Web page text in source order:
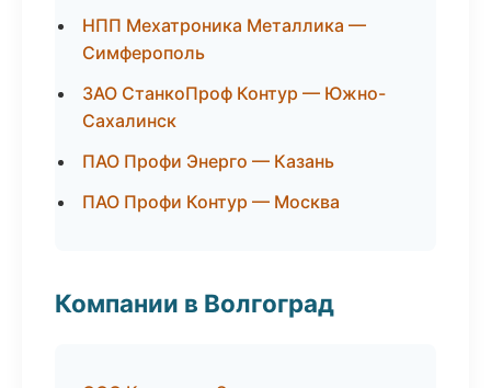
НПП Мехатроника Металлика —
Симферополь
ЗАО СтанкоПроф Контур — Южно-
Сахалинск
ПАО Профи Энерго — Казань
ПАО Профи Контур — Москва
Компании в Волгоград